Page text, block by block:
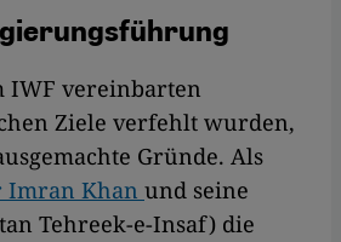
IWF vereinbarten
Ziele verfehlt wurden,
Gründe. Als
Khan und seine
Tehreek-e-Insaf) die